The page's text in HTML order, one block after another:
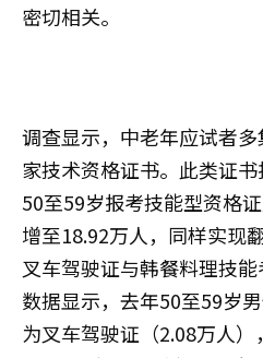
密切相关。
调查显示，中老年应试者
家技术资格证书。此类证
50至59岁报考技能型资格
增至18.92万人，同样实现
叉车驾驶证与韩餐料理技能
数据显示，去年50至59岁
为叉车驾驶证（2.08万人